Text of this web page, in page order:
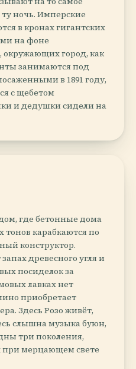
ту ночь. Имперские
в кронах гигантских
на фоне
окружающих город, как
занимаются под
в 1891 году,
с щебетом
и дедушки сидели на
где бетонные дома
карабкаются по
конструктор.
древесного угля и
посиделок за
лавках нет
приобретает
Здесь Розо живёт,
слышна музыка буюн,
три поколения,
мерцающем свете